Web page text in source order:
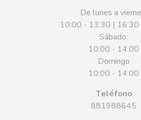
De lunes a
10:00 - 13:30 |
Sábado:
10:00 - 14:00
Domingo
10:00 - 14:00
Teléfono
881988645